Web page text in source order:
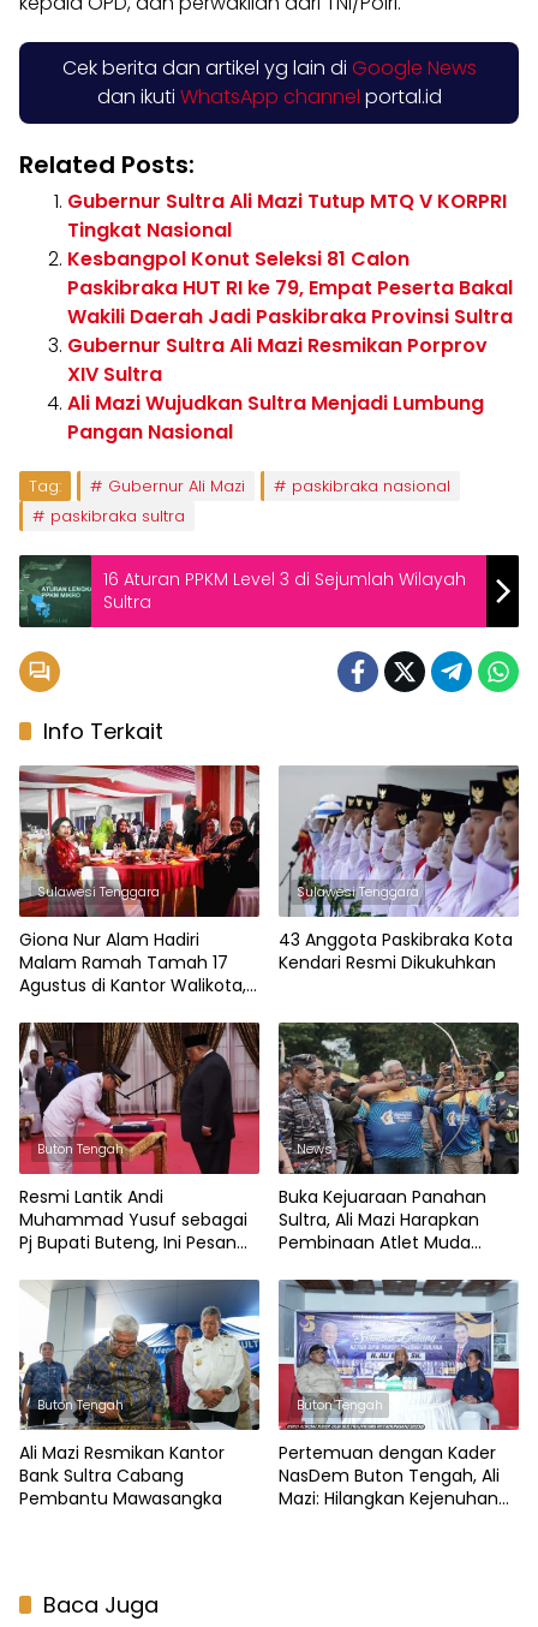
Cek berita dan artikel yg lain di Google News
dan ikuti WhatsApp channel portal.id
Related Posts:
Gubernur Sultra Ali Mazi Tutup MTQ V KORPRI
Tingkat Nasional
Kesbangpol Konut Seleksi 81 Calon
Paskibraka HUT RI ke 79, Empat Peserta Bakal
Wakili Daerah Jadi Paskibraka Provinsi Sultra
Gubernur Sultra Ali Mazi Resmikan Porprov
XIV Sultra
Ali Mazi Wujudkan Sultra Menjadi Lumbung
Pangan Nasional
Tag: Gubernur Ali Mazi
paskibraka nasional
paskibraka sultra
16 Aturan PPKM Level 3 di Sejumlah Wilayah
Sultra
Info Terkait
Sulawesi Tenggara
Giona Nur Alam Hadiri
Malam Ramah Tamah 17
Agustus di Kantor Walikota,
Penghargaan Kepada Tim
Paskibraka
Sulawesi Tenggara
43 Anggota Paskibraka Kota
Kendari Resmi Dikukuhkan
Buton Tengah
Resmi Lantik Andi
Muhammad Yusuf sebagai
Pj Bupati Buteng, Ini Pesan
News
Buka Kejuaraan Panahan
Sultra, Ali Mazi Harapkan
Pembinaan Atlet Muda
Buton Tengah
Ali Mazi Resmikan Kantor
Bank Sultra Cabang
Pembantu Mawasangka
Buton Tengah
Pertemuan dengan Kader
NasDem Buton Tengah, Ali
Mazi: Hilangkan Kejenuhan
Baca Juga